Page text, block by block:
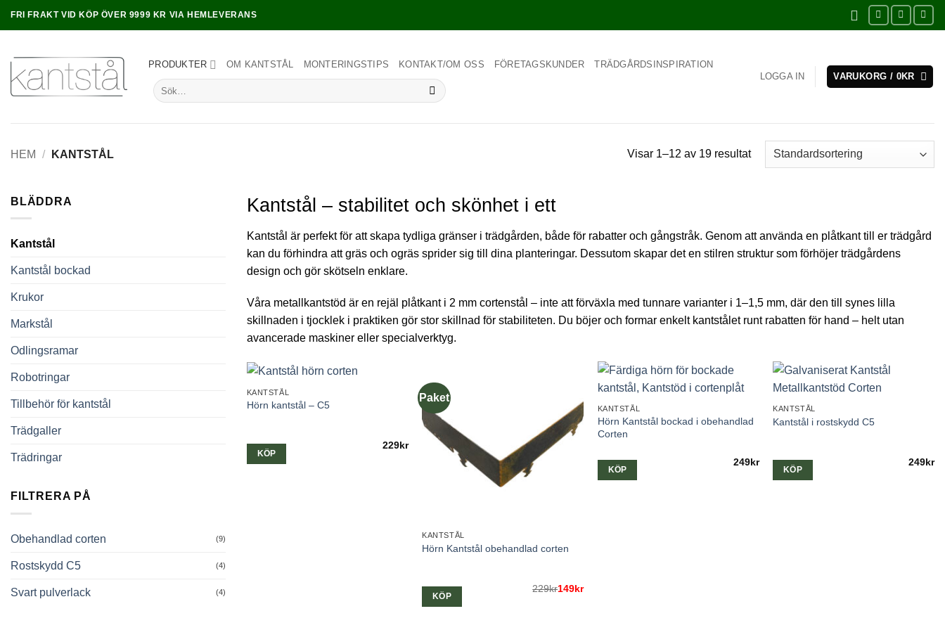
FRI FRAKT VID KÖP ÖVER 9999 KR VIA HEMLEVERANS
PRODUKTER OM KANTSTÅL MONTERINGSTIPS KONTAKT/OM OSS FÖRETAGSKUNDER TRÄDGÅRDSINSPIRATION
Sök
efter:
LOGGA IN VARUKORG / 0KR
HEM / KANTSTÅL Visar 1–12 av 19 resultat
BLÄDDRA
Kantstål
Kantstål bockad
Krukor
Markstål
Odlingsramar
Robotringar
Tillbehör för kantstål
Trädgaller
Trädringar
FILTRERA PÅ
Obehandlad corten (9)
Rostskydd C5 (4)
Svart pulverlack (4)
Kantstål – stabilitet och skönhet i ett
Kantstål är perfekt för att skapa tydliga gränser i trädgården, både för rabatter och gångstråk. Genom att använda en plåtkant till er trädgård
kan du förhindra att gräs och ogräs sprider sig till dina planteringar. Dessutom skapar det en stilren struktur som förhöjer trädgårdens
design och gör skötseln enklare.
Våra metallkantstöd är en rejäl plåtkant i 2 mm cortenstål – inte att förväxla med tunnare varianter i 1–1,5 mm, där den till synes lilla
skillnaden i tjocklek i praktiken gör stor skillnad för stabiliteten. Du böjer och formar enkelt kantstålet runt rabatten för hand – helt utan
avancerade maskiner eller specialverktyg.
KANTSTÅL
Hörn kantstål – C5
229kr
KÖP
Paket
KANTSTÅL
Hörn Kantstål obehandlad corten
229kr
Det
149kr
Det
KÖP
KANTSTÅL
Hörn Kantstål bockad i obehandlad
Corten
249kr
KÖP
KANTSTÅL
Kantstål i rostskydd C5
249kr
KÖP